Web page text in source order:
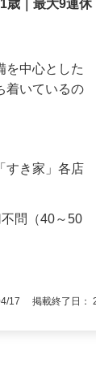
歳｜最大9連休
を中心とした
着いているの